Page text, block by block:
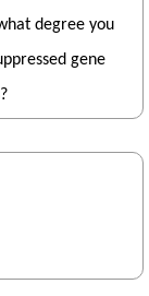
degree you
gene